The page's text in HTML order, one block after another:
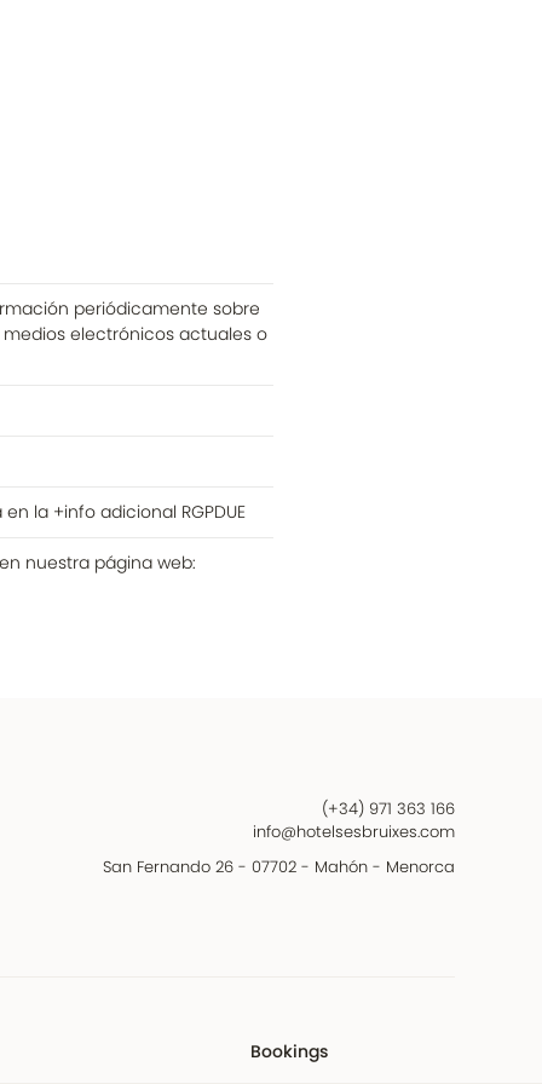
periódicamente sobre
electrónicos actuales o
la +info adicional RGPDUE
nuestra página web:
(+34) 971 363 166
info@hotelsesbruixes.com
San Fernando 26 - 07702 - Mahón - Menorca
Bookings